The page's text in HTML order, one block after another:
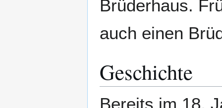
Brüderhaus.
auch einen
Geschichte
Bereits im 18,